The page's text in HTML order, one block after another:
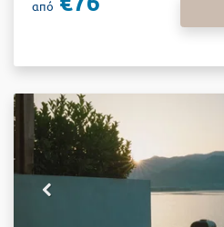
από